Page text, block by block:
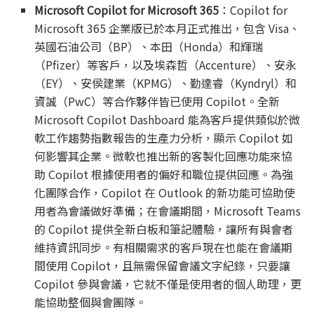
Microsoft Copilot for Microsoft 365 ：Copilot for
Microsoft 365 企業版已於本月正式推出，包含 Visa、
英國石油公司（BP）、本田（Honda）和輝瑞
（Pfizer）等客戶，以及埃森哲（Accenture）、安永
（EY）、安侯建業（KPMG）、勤達睿（Kyndryl）和
資誠（PwC）等合作夥伴皆已使用 Copilot。全新
Microsoft Copilot Dashboard 能為客戶提供類似於微
軟工作趨勢指數報告的生產力分析，顯示 Copilot 如
何影響其企業。微軟也推出新的客製化回應功能來協
助 Copilot 根據使用者的偏好和職位提供回應。為強
化團隊合作，Copilot 在 Outlook 的新功能可協助使
用者為會議做好準備；在會議期間，Microsoft Teams
的 Copilot 提供全新白板和筆記體驗，讓所有與會者
維持資訊同步。有相關需求的客戶現在也能在會議期
間使用 Copilot，且無需保留會議文字紀錄，只要讓
Copilot 參與會議，它就不僅是使用者的個人助理，更
能協助整個與會團隊。